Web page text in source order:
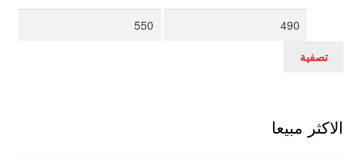
أدنى
أعلى
تصفية
الاكثر مبيعا